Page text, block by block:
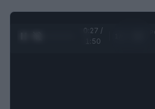
0:28 /
1:50